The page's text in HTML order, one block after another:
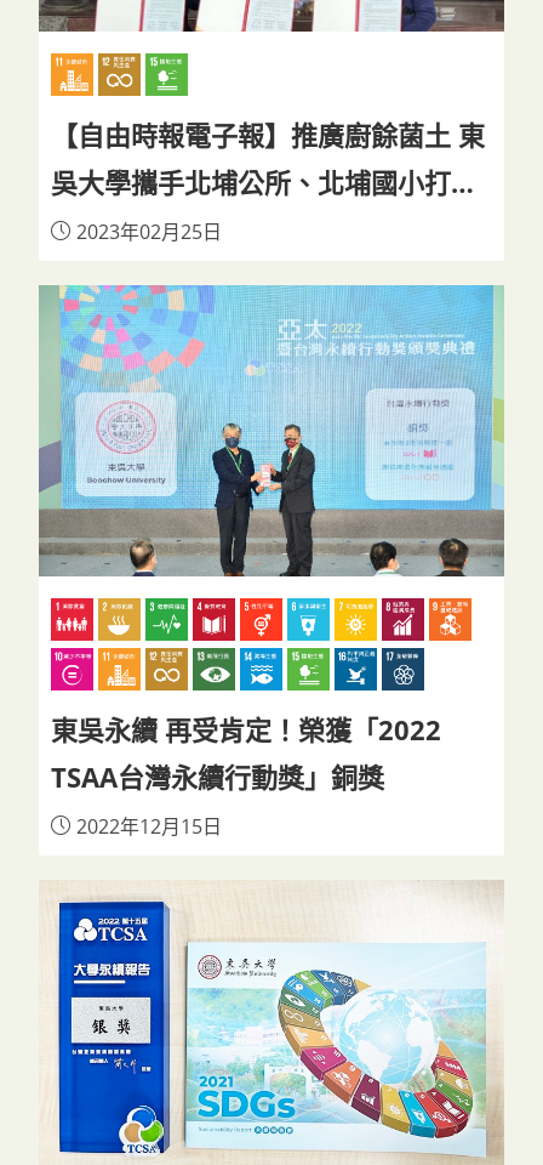
【自由時報電子報】推廣廚餘菌土 東
吳大學攜手北埔公所、北埔國小打造
永續城鄉｜東吳大學
2023年02月25日
東吳永續 再受肯定！榮獲「2022
TSAA台灣永續行動獎」銅獎
2022年12月15日